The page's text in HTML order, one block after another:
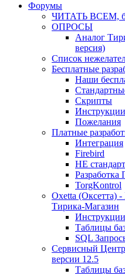
Форумы
ЧИТАТЬ ВСЕМ,
ОПРОСЫ
Аналог
версия)
Список
Бесплатные
Наши
Скрипты
Инструкции
Пожелания
Платные
Интеграция
Firebird
НЕ
Разработка
TorgKontrol
Oxetta (Оксетта) -
Тирика-Магазин
Инструкции
Таблицы
SQL
Сервисный
версии 12.5
Таблицы